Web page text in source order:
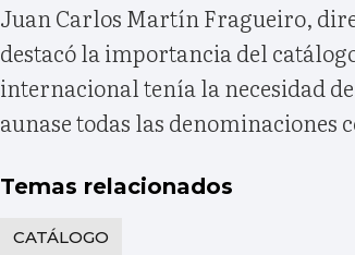
Juan Carlos Martín Fragueiro,
destacó la importancia del
internacional tenía la necesidad
aunase todas las denominaciones
Temas relacionados
CATÁLOGO